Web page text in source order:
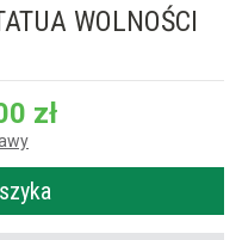
WOLNOŚCI
zł